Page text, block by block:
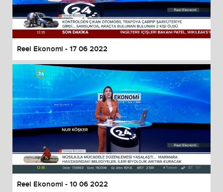
Reel Ekonomi - 17 06 2022
Reel Ekonomi - 10 06 2022